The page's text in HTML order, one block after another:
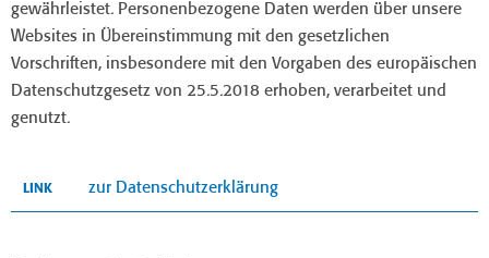
gewährleistet. Personenbezogene Daten werden über unsere
Websites in Übereinstimmung mit den gesetzlichen
Vorschriften, insbesondere mit den Vorgaben des europäischen
Datenschutzgesetz von 25.5.2018 erhoben, verarbeitet und
genutzt.
LINK zur Datenschutzerklärung